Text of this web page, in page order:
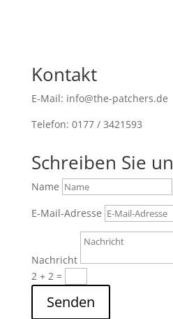
Kontakt
E-Mail: info@the-patchers.de
Telefon: 0177 / 3421593
Schreiben Sie
Name
E-Mail-Adresse
Nachricht
2 + 2=
Senden